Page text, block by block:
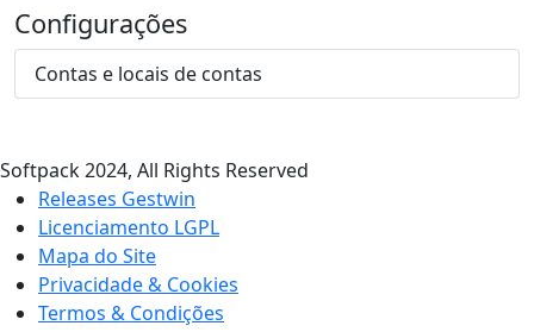
Configurações
Contas e locais de contas
Softpack 2024, All Rights Reserved
Releases Gestwin
Licenciamento LGPL
Mapa do Site
Privacidade & Cookies
Termos & Condições